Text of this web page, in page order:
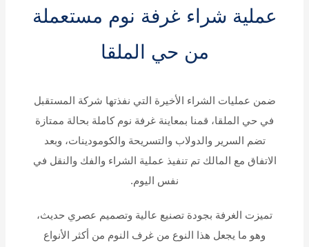
عملية شراء غرفة نوم مستعملة
من حي الملقا
ضمن عمليات الشراء الأخيرة التي نفذتها شركة المستقبل
في حي الملقا، قمنا بمعاينة غرفة نوم كاملة بحالة ممتازة
تضم السرير والدولاب والتسريحة والكومودينات، وبعد
الاتفاق مع المالك تم تنفيذ عملية الشراء والفك والنقل في
نفس اليوم.
تميزت الغرفة بجودة تصنيع عالية وتصميم عصري حديث،
وهو ما يجعل هذا النوع من غرف النوم من أكثر الأنواع